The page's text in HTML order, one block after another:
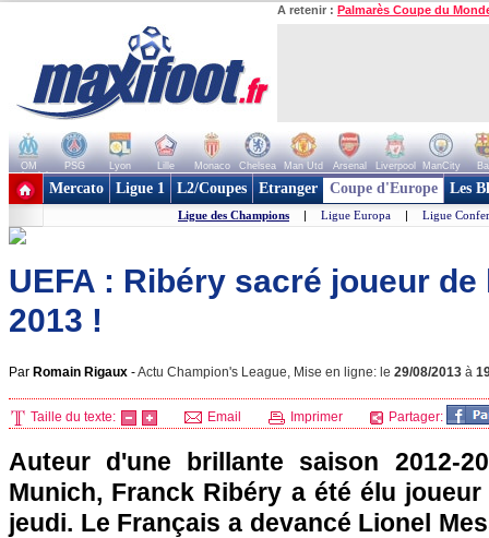
A retenir : Palmarès Coupe du
OM PSG Lyon Lille Monaco Chelsea Man Utd Arsenal Liverpool ManCity
+ de clubs
Mercato Ligue 1 L2/Coupes Etranger Coupe d'Europe Les
Ligue des Champions | Ligue Europa | Ligue
UEFA : Ribéry sacré joueur de
2013 !
Par Romain Rigaux -Actu Champion's League, Mise en ligne: le 29/08/2013 à
Taille du texte: Email Imprimer Partager:
Auteur d'une brillante saison 2012-
Munich, Franck Ribéry a été élu joueur
jeudi. Le Français a devancé Lionel